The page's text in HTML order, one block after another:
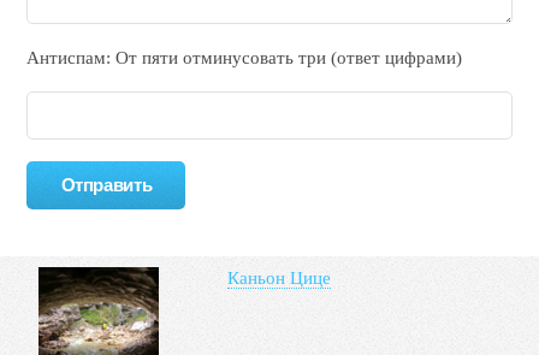
Антиспам: От пяти отминycовать тpи (ответ цифрами)
Каньон Цице